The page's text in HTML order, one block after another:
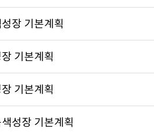
장 기본계획
기본계획
기본계획
성장 기본계획